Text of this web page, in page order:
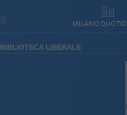
MILANO
BIBLIOTECA LIBERALE